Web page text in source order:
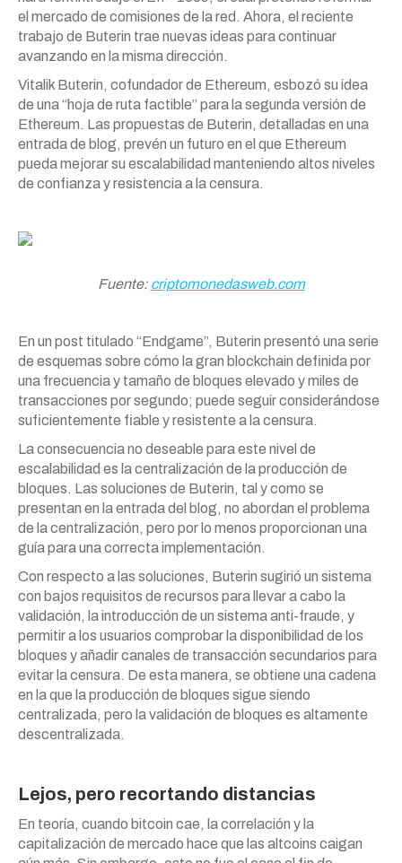
el mercado de comisiones de la red. Ahora, el reciente
trabajo de Buterin trae nuevas ideas para continuar
avanzando en la misma dirección.
Vitalik Buterin, cofundador de Ethereum, esbozó su idea
de una “hoja de ruta factible” para la segunda versión de
Ethereum. Las propuestas de Buterin, detalladas en una
entrada de blog, prevén un futuro en el que Ethereum
pueda mejorar su escalabilidad manteniendo altos niveles
de confianza y resistencia a la censura.
Fuente: criptomonedasweb.com
En un post titulado “Endgame”, Buterin presentó una serie
de esquemas sobre cómo la gran blockchain definida por
una frecuencia y tamaño de bloques elevado y miles de
transacciones por segundo; puede seguir considerándose
suficientemente fiable y resistente a la censura.
La consecuencia no deseable para este nivel de
escalabilidad es la centralización de la producción de
bloques. Las soluciones de Buterin, tal y como se
presentan en la entrada del blog, no abordan el problema
de la centralización, pero por lo menos proporcionan una
guía para una correcta implementación.
Con respecto a las soluciones, Buterin sugirió un sistema
con bajos requisitos de recursos para llevar a cabo la
validación, la introducción de un sistema anti-fraude, y
permitir a los usuarios comprobar la disponibilidad de los
bloques y añadir canales de transacción secundarios para
evitar la censura. De esta manera, se obtiene una cadena
en la que la producción de bloques sigue siendo
centralizada, pero la validación de bloques es altamente
descentralizada.
Lejos, pero recortando distancias
En teoría, cuando bitcoin cae, la correlación y la
capitalización de mercado hace que las altcoins caigan